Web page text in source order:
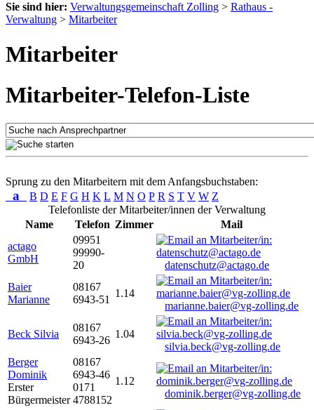
Sie sind hier: Verwaltungsgemeinschaft Zolling > Rathaus -
Verwaltung > Mitarbeiter
Mitarbeiter
Mitarbeiter-Telefon-Liste
Sprung zu den Mitarbeitern mit dem Anfangsbuchstaben:
a B D E F G H K L M N O P R S T V W Z
Telefonliste der Mitarbeiter/innen der Verwaltung
Name
Telefon Zimmer
Mail
actago
GmbH
09951
99990-
20
datenschutz@actago.de
Baier
Marianne
08167
6943-51
1.14
marianne.baier@vg-zolling.de
Beck Silvia
08167
6943-26
1.04
silvia.beck@vg-zolling.de
Berger
Dominik
Erster
Bürgermeister
08167
6943-46
0171
4788152
1.12
dominik.berger@vg-zolling.de